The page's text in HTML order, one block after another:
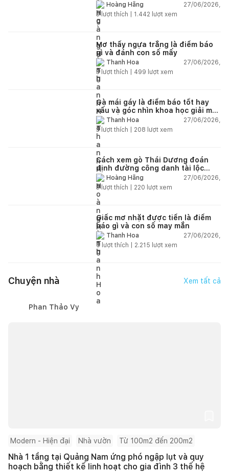
Hoàng Hằng
27/06/2026,
3lượt thích | 1.442 lượt xem
Mơ thấy ngựa trắng là điềm báo
gì và đánh con số mấy
Thanh Hoa
27/06/2026,
3lượt thích | 499 lượt xem
Gà mái gáy là điềm báo tốt hay
xấu và góc nhìn khoa học giải mã
chi tiết
Thanh Hoa
27/06/2026,
3lượt thích | 208 lượt xem
Cách xem gò Thái Dương đoán
định đường công danh tài lộc
theo nhân tướng học
Hoàng Hằng
27/06/2026,
3lượt thích | 220 lượt xem
Giấc mơ nhặt được tiền là điềm
báo gì và con số may mắn
Thanh Hoa
27/06/2026,
6 lượt thích | 2.215 lượt xem
Chuyện nhà Xem tất cả
Phan Thảo Vy
Modern - Hiện đại Nhà vườn Từ 100m2 đến 200m2
Nhà 1 tầng tại Quảng Nam ứng phó ngập lụt và quy
hoạch bằng thiết kế linh hoạt cho gia đình 3 thế hệ